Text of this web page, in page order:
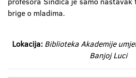
brige o mladima.
Lokacija: Biblioteka Akademije
Banjoj Luci